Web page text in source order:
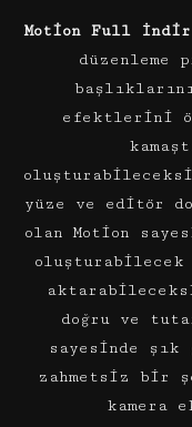
Motion Full
düzenleme
efektlerini
yüze ve editör
olan Motion
oluşturabilecek
doğru ve
sayesinde
zahmetsiz bir
kamera